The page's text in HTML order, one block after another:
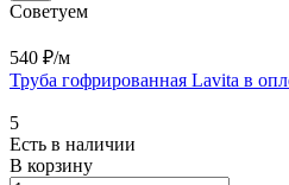
Советуем
540 ₽/м
Труба гофрированная Lavita в
5
Есть в наличии
В корзину